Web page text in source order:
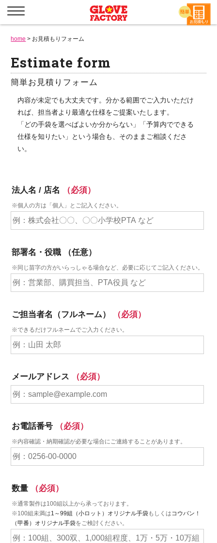
メ
ニ
ュ
を
く
home > お見積もりフォーム
Estimate form
簡単お見積りフォーム
内容が未定でも大丈夫です。分かる範囲でご入力いただけ
れば、担当者より最適な仕様をご提案いたします。
「どの手袋を選べばよいか分からない」「予算内でできる
仕様を知りたい」という場合も、そのままご相談くださ
い。
法人名 / 店名 （必須）
※個人の方は「個人」とご記入ください。
部署名・役職 （任意）
※同じ苗字の方がいらっしゃる場合など、必要に応じてご記入ください。
ご担当者名（フルネーム） （必須）
※できるだけフルネームでご入力ください。
メールアドレス （必須）
お電話番号 （必須）
※内容確認・納期確認が必要な場合にご連絡することがあります。
数量 （必須）
※通常製作は100組以上から承っております。
※100組未満は1～99組（小ロット）オリジナル手袋もしくはコウバン！
（甲番）オリジナル手袋をご検討ください。